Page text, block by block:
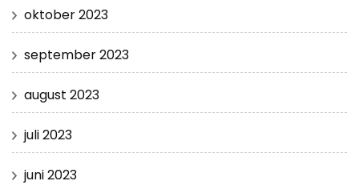
oktober 2023
september 2023
august 2023
juli 2023
juni 2023